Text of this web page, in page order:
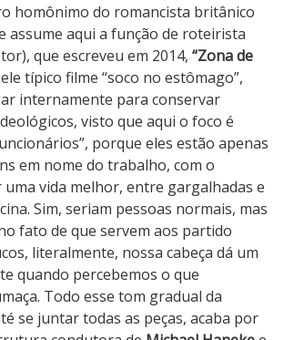
homônimo do romancista britânico
assume aqui a função de roteirista
que escreveu em 2014, “Zona de
típico filme “soco no estômago”,
internamente para conservar
visto que aqui o foco é
porque eles estão apenas
em nome do trabalho, com o
vida melhor, entre gargalhadas e
Sim, seriam pessoas normais, mas
fato de que servem aos partido
literalmente, nossa cabeça dá um
quando percebemos o que
Todo esse tom gradual da
se juntar todas as peças, acaba por